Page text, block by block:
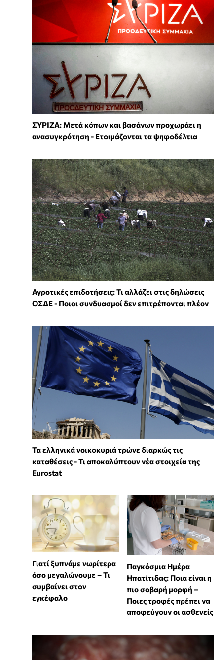
ΣΥΡΙΖΑ: Μετά κόπων και βασάνων προχωράει η
ανασυγκρότηση - Ετοιμάζονται τα ψηφοδέλτια
Αγροτικές επιδοτήσεις: Τι αλλάζει στις δηλώσεις
ΟΣΔΕ - Ποιοι συνδυασμοί δεν επιτρέπονται πλέον
Τα ελληνικά νοικοκυριά τρώνε διαρκώς τις
καταθέσεις - Τι αποκαλύπτουν νέα στοιχεία της
Eurostat
Γιατί ξυπνάμε νωρίτερα
όσο μεγαλώνουμε – Τι
συμβαίνει στον
εγκέφαλο
Παγκόσμια Ημέρα
Ηπατίτιδας: Ποια είναι η
πιο σοβαρή μορφή –
Ποιες τροφές πρέπει να
αποφεύγουν οι ασθενείς